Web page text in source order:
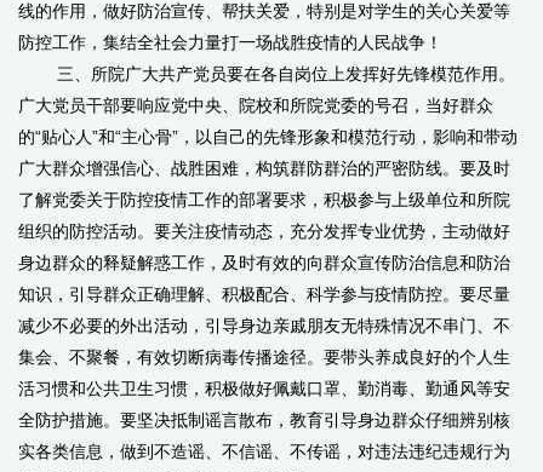
线的作用，做好防治宣传、帮扶关爱，特别是对学生的关心关爱等
防控工作，集结全社会力量打一场战胜疫情的人民战争！
三、所院广大共产党员要在各自岗位上发挥好先锋模范作用。
广大党员干部要响应党中央、院校和所院党委的号召，当好群众
的“贴心人”和“主心骨”，以自己的先锋形象和模范行动，影响和带动
广大群众增强信心、战胜困难，构筑群防群治的严密防线。要及时
了解党委关于防控疫情工作的部署要求，积极参与上级单位和所院
组织的防控活动。要关注疫情动态，充分发挥专业优势，主动做好
身边群众的释疑解惑工作，及时有效的向群众宣传防治信息和防治
知识，引导群众正确理解、积极配合、科学参与疫情防控。要尽量
减少不必要的外出活动，引导身边亲戚朋友无特殊情况不串门、不
集会、不聚餐，有效切断病毒传播途径。要带头养成良好的个人生
活习惯和公共卫生习惯，积极做好佩戴口罩、勤消毒、勤通风等安
全防护措施。要坚决抵制谣言散布，教育引导身边群众仔细辨别核
实各类信息，做到不造谣、不信谣、不传谣，对违法违纪违规行为